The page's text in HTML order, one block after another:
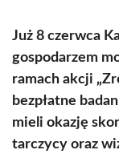
Już 8 czerwca
gospodarzem
ramach akcji
bezpłatne
mieli okazję
tarczycy oraz